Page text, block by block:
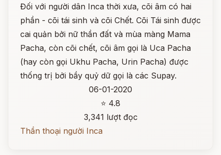
Đối với người dân Inca thời xưa, cõi âm có hai
phần - cõi tái sinh và cõi Chết. Cõi Tái sinh được
cai quản bởi nữ thần đất và mùa màng Mama
Pacha, còn cõi chết, cõi âm gọi là Uca Pacha
(hay còn gọi Ukhu Pacha, Urin Pacha) được
thống trị bởi bầy quỷ dữ gọi là các Supay.
06-01-2020
⭐ 4.8
3,341 lượt đọc
Thần thoại người Inca